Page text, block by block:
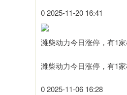
0 2025-11-20 16:41
潍柴动力今日涨停，有1
潍柴动力今日涨停，有1
0 2025-11-06 16:28